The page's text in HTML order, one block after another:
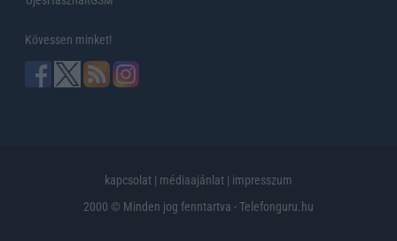
Kövessen minket!
kapcsolat | médiaajánlat | impresszum
2000 © Minden jog fenntartva - Telefonguru.hu